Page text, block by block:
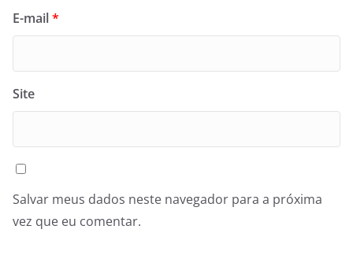
E-mail*
Site
Salvar meus dados neste navegador para a próxima
vez que eu comentar.